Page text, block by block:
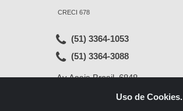
CRECI 678
(51) 3364-1053
(51) 3364-3088
Av Assis Brasil, 6848
Uso de Cookies.